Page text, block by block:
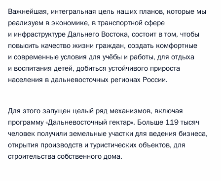
Важнейшая, интегральная цель наших планов, которые мы
реализуем в экономике, в транспортной сфере
и инфраструктуре Дальнего Востока, состоит в том, чтобы
повысить качество жизни граждан, создать комфортные
и современные условия для учёбы и работы, для отдыха
и воспитания детей, добиться устойчивого прироста
населения в дальневосточных регионах России.
Для этого запущен целый ряд механизмов, включая
программу «Дальневосточный гектар». Больше 119 тысяч
человек получили земельные участки для ведения бизнеса,
открытия производств и туристических объектов, для
строительства собственного дома.